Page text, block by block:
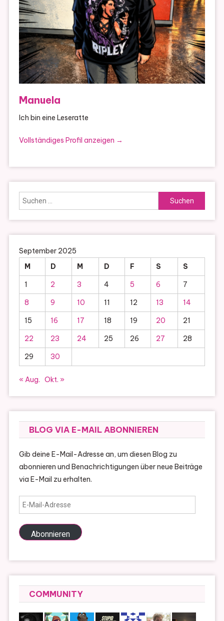
Manuela
Ich bin eine Leseratte
Vollständiges Profil anzeigen →
Suchen
nach:
September 2025
M
D M D F S
S
1
2 3 4 5 6
7
8
9 10 11 12 13
14
15
16 17 18 19 20
21
22
23 24 25 26 27
28
29
30
« Aug. Okt. »
BLOG VIA E-MAIL ABONNIEREN
Gib deine E-Mail-Adresse an, um diesen Blog zu
abonnieren und Benachrichtigungen über neue Beiträge
via E-Mail zu erhalten.
E-
Mail-
Adresse
Abonnieren
COMMUNITY